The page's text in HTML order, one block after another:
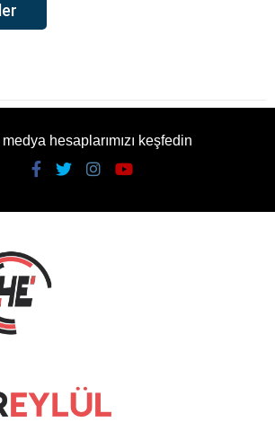
hesaplarımızı keşfedin